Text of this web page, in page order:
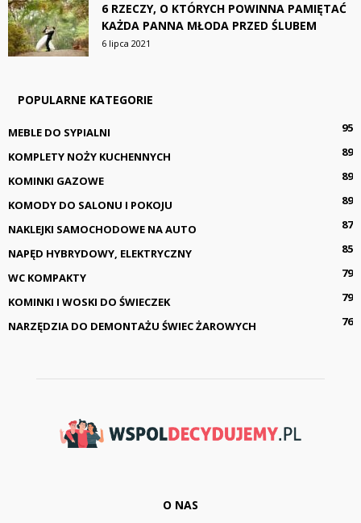
6 RZECZY, O KTÓRYCH POWINNA PAMIĘTAĆ
KAŻDA PANNA MŁODA PRZED ŚLUBEM
6 lipca 2021
POPULARNE KATEGORIE
MEBLE DO SYPIALNI
95
KOMPLETY NOŻY KUCHENNYCH
89
KOMINKI GAZOWE
89
KOMODY DO SALONU I POKOJU
89
NAKLEJKI SAMOCHODOWE NA AUTO
87
NAPĘD HYBRYDOWY, ELEKTRYCZNY
85
WC KOMPAKTY
79
KOMINKI I WOSKI DO ŚWIECZEK
79
NARZĘDZIA DO DEMONTAŻU ŚWIEC ŻAROWYCH
76
O NAS